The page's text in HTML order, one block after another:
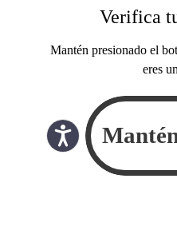
Verifica
Mantén presionado el
eres